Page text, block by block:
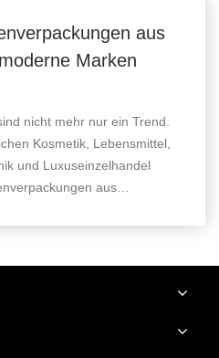
aus
Marken
nicht mehr nur ein Trend.
Kosmetik, Lebensmittel,
und Luxuseinzelhandel
aus
verbessern und ein